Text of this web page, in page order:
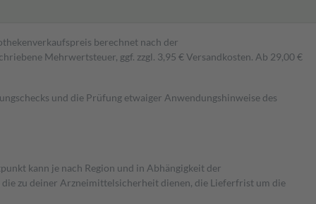
berechnet nach der
Mehrwertsteuer, ggf. zzgl. 3,95 € Versandkosten. Ab 29,00 €
und die Prüfung etwaiger Anwendungshinweise des
kann je nach Region und in Abhängigkeit der
zu deiner Arzneimittelsicherheit dienen, die Lieferfrist um die